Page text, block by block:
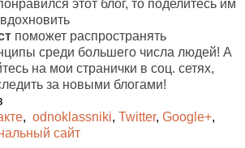
этот блог, то поделитесь им
поможет распространять
среди большего числа людей! А
на мои странички в соц. сетях,
за новыми блогами!
, odnoklassniki, Twitter, Google+,
сайт